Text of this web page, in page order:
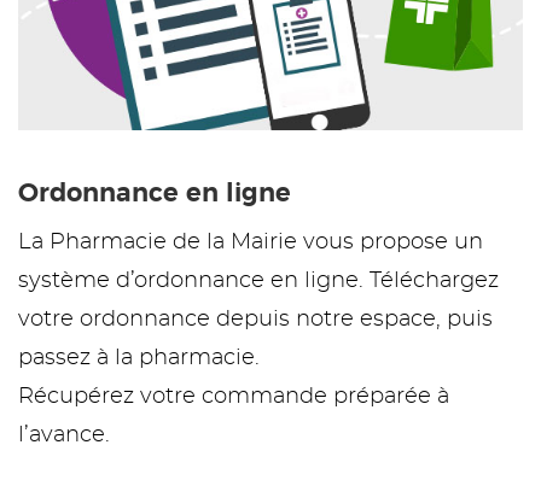
Ordonnance en ligne
La Pharmacie de la Mairie vous propose un
système d’ordonnance en ligne. Téléchargez
votre ordonnance depuis notre espace, puis
passez à la pharmacie.
Récupérez votre commande préparée à
l’avance.